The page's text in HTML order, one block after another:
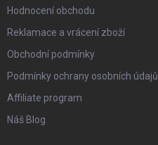
Hodnocení obchodu
Reklamace a vrácení zboží
Obchodní podmínky
Podmínky ochrany osobních údajů
Affiliate program
Náš Blog